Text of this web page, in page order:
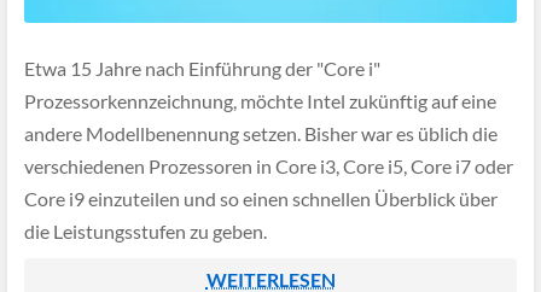
Etwa 15 Jahre nach Einführung der "Core i"
Prozessorkennzeichnung, möchte Intel zukünftig auf eine
andere Modellbenennung setzen. Bisher war es üblich die
verschiedenen Prozessoren in Core i3, Core i5, Core i7 oder
Core i9 einzuteilen und so einen schnellen Überblick über
die Leistungsstufen zu geben.
WEITERLESEN